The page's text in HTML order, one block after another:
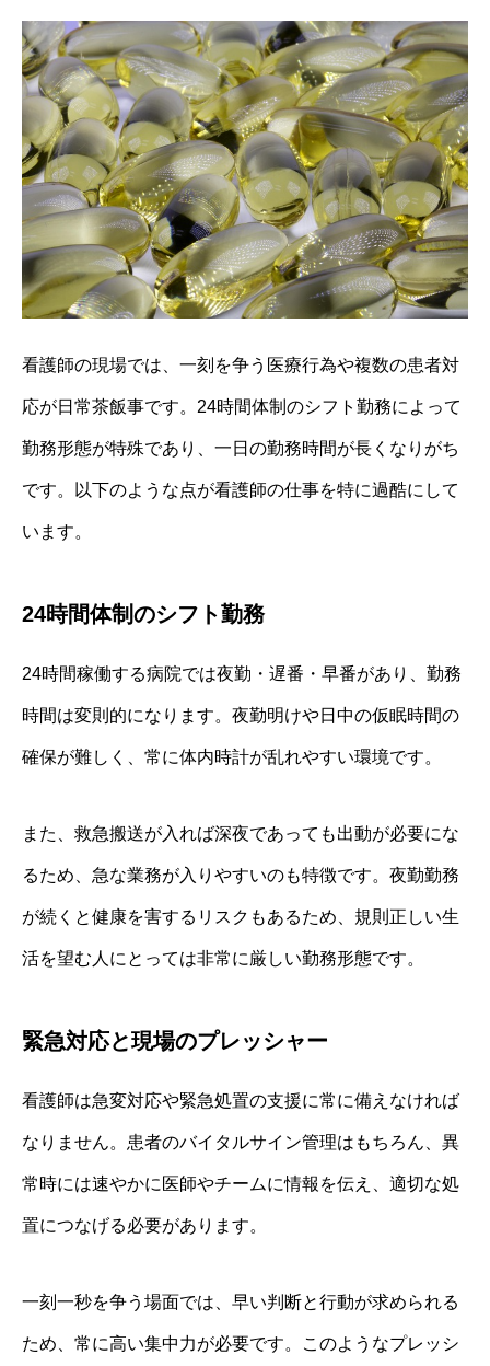
看護師の現場では、一刻を争う医療行為や複数の患者対
応が日常茶飯事です。24時間体制のシフト勤務によって
勤務形態が特殊であり、一日の勤務時間が長くなりがち
です。以下のような点が看護師の仕事を特に過酷にして
います。
24時間体制のシフト勤務
24時間稼働する病院では夜勤・遅番・早番があり、勤務
時間は変則的になります。夜勤明けや日中の仮眠時間の
確保が難しく、常に体内時計が乱れやすい環境です。
また、救急搬送が入れば深夜であっても出動が必要にな
るため、急な業務が入りやすいのも特徴です。夜勤勤務
が続くと健康を害するリスクもあるため、規則正しい生
活を望む人にとっては非常に厳しい勤務形態です。
緊急対応と現場のプレッシャー
看護師は急変対応や緊急処置の支援に常に備えなければ
なりません。患者のバイタルサイン管理はもちろん、異
常時には速やかに医師やチームに情報を伝え、適切な処
置につなげる必要があります。
一刻一秒を争う場面では、早い判断と行動が求められる
ため、常に高い集中力が必要です。このようなプレッシ